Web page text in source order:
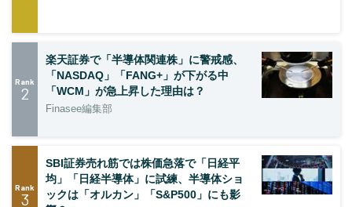
Rank
2
楽天証券で「半導体関連株」に警戒感、
「NASDAQ」「FANG+」が下がる中
「WCM」が急上昇した理由は？
Finasee編集部
Rank
3
SBI証券売れ筋では株価急落で「日経平
均」「日経半導体」に試練、半導体ショ
ックは「オルカン」「S&P500」にも影